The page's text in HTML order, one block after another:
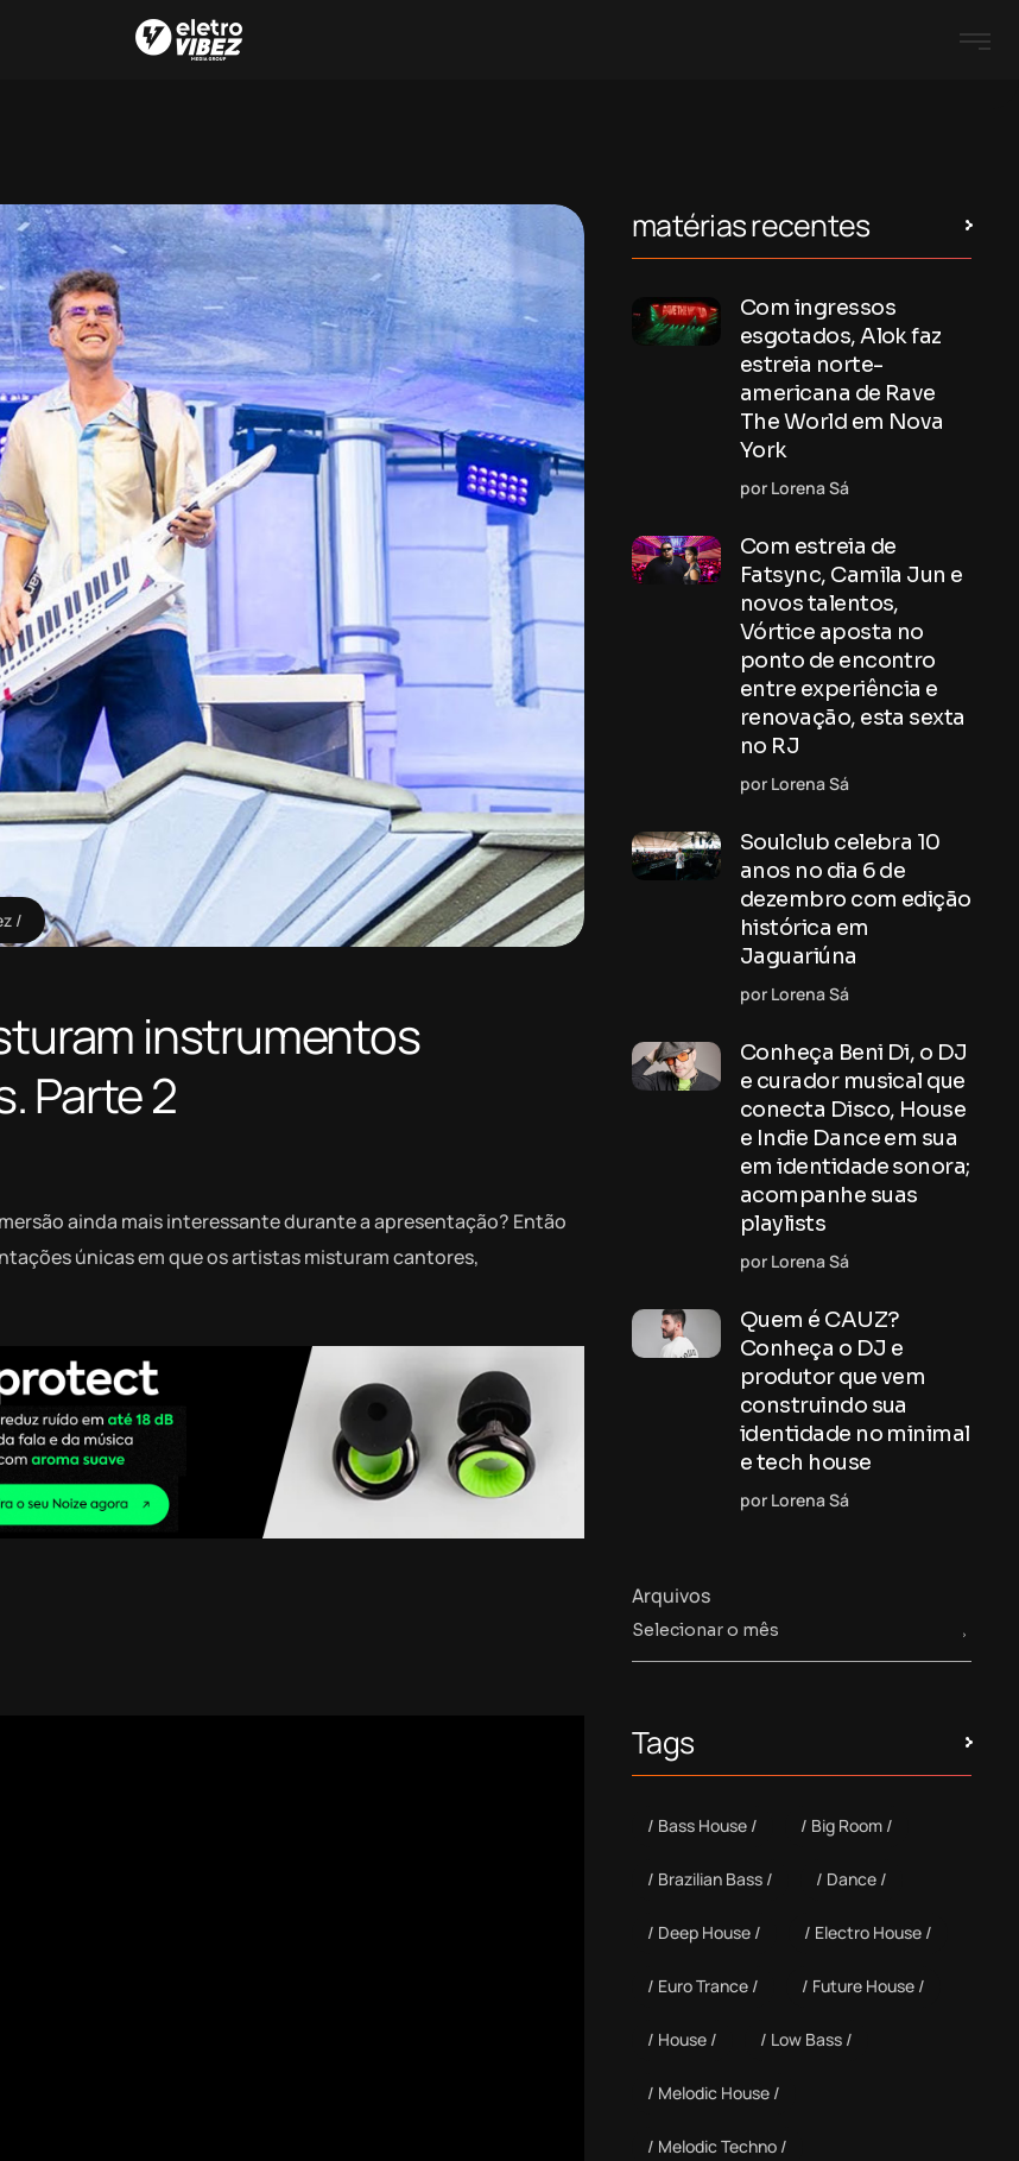
instrumentos
Parte 2
ainda mais interessante durante a apresentação? Então
únicas em que os artistas misturam cantores,
matérias recentes
Com ingressos
esgotados, Alok faz
estreia norte-
americana de Rave
The World em Nova
York
por Lorena Sá
Com estreia de
Fatsync, Camila Jun e
novos talentos,
Vórtice aposta no
ponto de encontro
entre experiência e
renovação, esta sexta
no RJ
por Lorena Sá
Soulclub celebra 10
anos no dia 6 de
dezembro com edição
histórica em
Jaguariúna
por Lorena Sá
Conheça Beni Di, o DJ
e curador musical que
conecta Disco, House
e Indie Dance em sua
em identidade sonora;
acompanhe suas
playlists
por Lorena Sá
Quem é CAUZ?
Conheça o DJ e
produtor que vem
construindo sua
identidade no minimal
e tech house
por Lorena Sá
Arquivos
Tags
Bass House Big Room
Brazilian Bass Dance
Deep House Electro House
Euro Trance Future House
House Low Bass
Melodic House
Melodic Techno